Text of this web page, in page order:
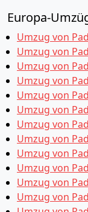
Europa-
Umzug von
Umzug von
Umzug von
Umzug von
Umzug von
Umzug von
Umzug von
Umzug von
Umzug von
Umzug von
Umzug von
Umzug von